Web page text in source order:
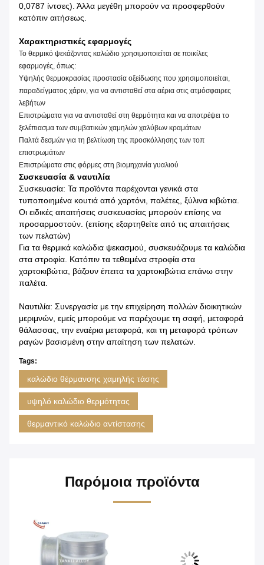
0,0787 ίντσες). Άλλα μεγέθη μπορούν να προσφερθούν
κατόπιν αιτήσεως.
Χαρακτηριστικές εφαρμογές
Το θερμικό ψεκάζοντας καλώδιο χρησιμοποιείται σε ποικίλες
εφαρμογές, όπως:
Υψηλής θερμοκρασίας προστασία οξείδωσης που χρησιμοποιείται,
παραδείγματος χάριν, για να αντισταθεί στα αέρια στις ατμόσφαιρες
λεβήτων
Επιστρώματα για να αντισταθεί στη θερμότητα και να αποτρέψει το
ξελέπιασμα των συμβατικών χαμηλών χαλύβων κραμάτων
Παλτά δεσμών για τη βελτίωση της προσκόλλησης των τοπ
επιστρωμάτων
Επιστρώματα στις φόρμες στη βιομηχανία γυαλιού
Συσκευασία & ναυτιλία
Συσκευασία: Τα προϊόντα παρέχονται γενικά στα
τυποποιημένα κουτιά από χαρτόνι, παλέτες, ξύλινα κιβώτια.
Οι ειδικές απαιτήσεις συσκευασίας μπορούν επίσης να
προσαρμοστούν. (επίσης εξαρτηθείτε από τις απαιτήσεις
των πελατών)
Για τα θερμικά καλώδια ψεκασμού, συσκευάζουμε τα καλώδια
στα στροφία. Κατόπιν τα τεθειμένα στροφία στα
χαρτοκιβώτια, βάζουν έπειτα τα χαρτοκιβώτια επάνω στην
παλέτα.
Ναυτιλία: Συνεργασία με την επιχείρηση πολλών διοικητικών
μεριμνών, εμείς μπορούμε να παρέχουμε τη σαφή, μεταφορά
θάλασσας, την εναέρια μεταφορά, και τη μεταφορά τρόπων
ραγών βασισμένη στην απαίτηση των πελατών.
Tags:
καλώδιο θέρμανσης χαμηλής τάσης
υψηλό καλώδιο θερμότητας
θερμαντικό καλώδιο αντίστασης
Παρόμοια προϊόντα